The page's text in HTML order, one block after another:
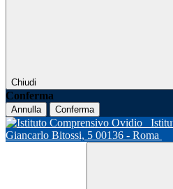
Chiudi
Conferma
Annulla Conferma
Giancarlo Bitossi, 5 00136 - Roma